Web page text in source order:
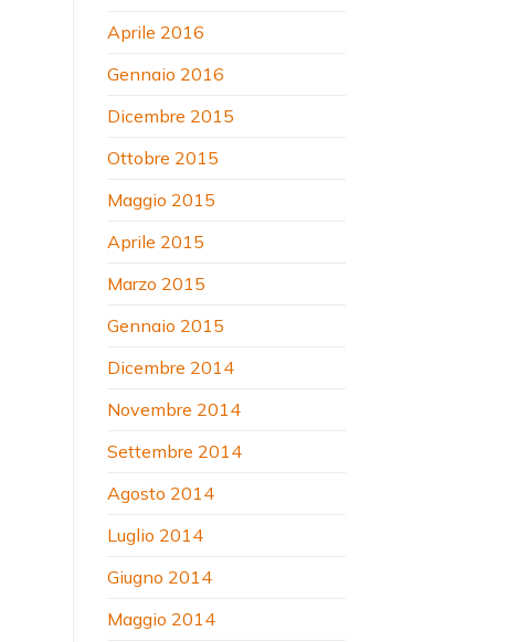
Aprile 2016
Gennaio 2016
Dicembre 2015
Ottobre 2015
Maggio 2015
Aprile 2015
Marzo 2015
Gennaio 2015
Dicembre 2014
Novembre 2014
Settembre 2014
Agosto 2014
Luglio 2014
Giugno 2014
Maggio 2014